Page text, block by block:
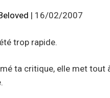
| 16/02/2007
trop rapide.
ta critique, elle met tout